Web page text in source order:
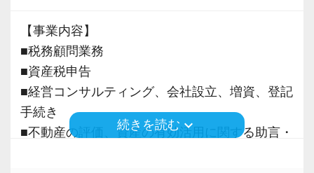
【採用担当挨拶】
採用担当の石田でございます。
エクセライク会計事務所に興味を持っていただ
きありがとうございます。
私は他の会計事務所での勤務経験がありません
が、弊社は、非常に整然として落ち着いている
など)
新しい事を作り上げる事よりも「無駄な業務を
全部やめる」いうほうが圧倒的に楽で簡単で
す。
弊社の効率化のスタートはここにあります。
http://tax.excelike.co.jp/company/staff/
トラブルや揉め事を回避するためにスタッフの
人間性には大変気をつけています。
・温厚で優しく、話しやすい人しかいません(事
務所の方針です)
・9割が未経験者で先輩と言えどもレベル差は感
【事業内容】
■税務顧問業務
■資産税申告
■経営コンサルティング、会社設立、増資、登記
手続き
■不動産の評価、資産の有効活用に関する助言・
続きを読む keyboard_arrow_down